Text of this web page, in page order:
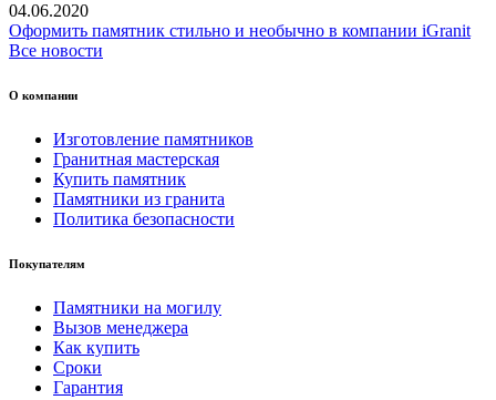
04.06.2020
Оформить памятник стильно и необычно в компании iGranit
Все новости
О компании
Изготовление памятников
Гранитная мастерская
Купить памятник
Памятники из гранита
Политика безопасности
Покупателям
Памятники на могилу
Вызов менеджера
Как купить
Сроки
Гарантия